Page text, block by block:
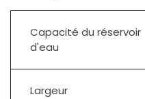
Capacité du réservoir
d'eau
Largeur